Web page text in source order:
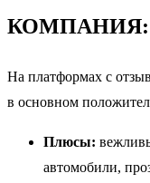
КОМПАНИЯ:
На платформах с
в основном
Плюсы:
автомобили,